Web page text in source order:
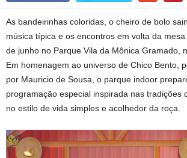
As bandeirinhas coloridas, o cheiro de bolo
música típica e os encontros em volta da
de junho no Parque Vila da Mônica Gramado,
Em homenagem ao universo de Chico Bento,
por Mauricio de Sousa, o parque indoor
programação especial inspirada nas tradições
no estilo de vida simples e acolhedor da roça.